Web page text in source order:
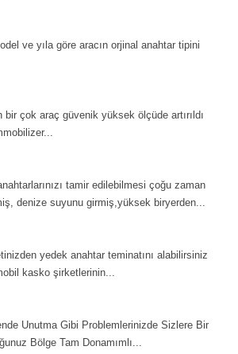
ve yıla göre aracın orjinal anahtar tipini
bir çok araç güvenik yüksek ölçüde artırıldı
tamir edilebilmesi çoğu zaman
denize suyunu girmiş,yüksek biryerden...
yedek anahtar teminatını alabilirsiniz
kasko şirketlerinin...
Unutma Gibi Problemlerinizde Sizlere Bir
Bölge Tam Donamımlı...